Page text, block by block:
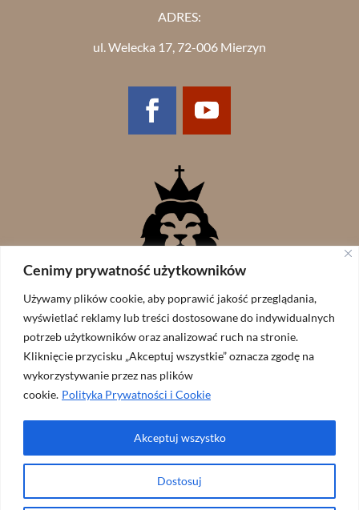
Cenimy prywatność użytkowników
Używamy plików cookie, aby poprawić jakość przeglądania,
wyświetlać reklamy lub treści dostosowane do indywidualnych
potrzeb użytkowników oraz analizować ruch na stronie.
Kliknięcie przycisku „Akceptuj wszystkie” oznacza zgodę na
wykorzystywanie przez nas plików
cookie. Polityka Prywatności i Cookie
Dostosuj
Akceptuj wszystko
ADRES:
ul. Welecka 17, 72-006 Mierzyn
Wspólnota Lew Judy // zaprojekowane przez: